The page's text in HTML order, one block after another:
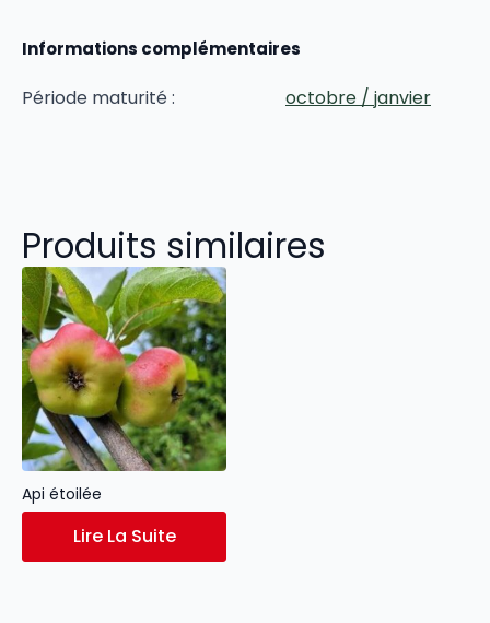
Informations complémentaires
Période maturité : octobre / janvier
Produits similaires
Api étoilée
Lire La Suite